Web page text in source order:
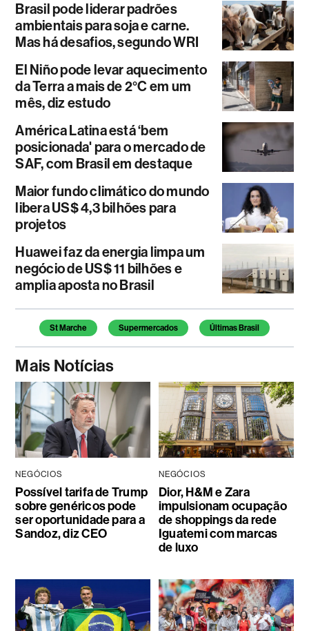
Brasil pode liderar padrões
ambientais para soja e carne.
Mas há desafios, segundo WRI
El Niño pode levar aquecimento
da Terra a mais de 2°C em um
mês, diz estudo
América Latina está ‘bem
posicionada' para o mercado de
SAF, com Brasil em destaque
Maior fundo climático do mundo
libera US$ 4,3 bilhões para
projetos
Huawei faz da energia limpa um
negócio de US$ 11 bilhões e
amplia aposta no Brasil
Temas deste artigo
St Marche Supermercados Últimas Brasil
Mais Notícias
NEGÓCIOS
Possível tarifa de Trump
sobre genéricos pode
ser oportunidade para a
Sandoz, diz CEO
NEGÓCIOS
Dior, H&M e Zara
impulsionam ocupação
de shoppings da rede
Iguatemi com marcas
de luxo